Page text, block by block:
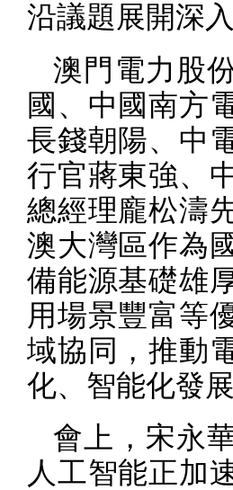
沿議題展開深入
澳門電力股
國、中國南方
長錢朝陽、中
行官蔣東強、
總經理龐松濤
澳大灣區作為
備能源基礎雄
用場景豐富等
域協同，推動
化、智能化發展
會上，宋永
人工智能正加